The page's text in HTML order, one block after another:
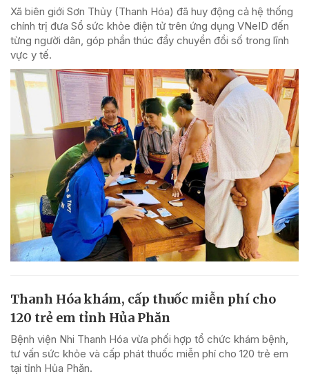
Xã biên giới Sơn Thủy (Thanh Hóa) đã huy động cả hệ thống
chính trị đưa Sổ sức khỏe điện tử trên ứng dụng VNeID đến
từng người dân, góp phần thúc đẩy chuyển đổi số trong lĩnh
vực y tế.
Thanh Hóa khám, cấp thuốc miễn phí cho
120 trẻ em tỉnh Hủa Phăn
Bệnh viện Nhi Thanh Hóa vừa phối hợp tổ chức khám bệnh,
tư vấn sức khỏe và cấp phát thuốc miễn phí cho 120 trẻ em
tại tỉnh Hủa Phăn.